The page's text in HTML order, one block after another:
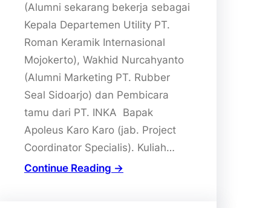
(Alumni sekarang bekerja sebagai
Kepala Departemen Utility PT.
Roman Keramik Internasional
Mojokerto), Wakhid Nurcahyanto
(Alumni Marketing PT. Rubber
Seal Sidoarjo) dan Pembicara
tamu dari PT. INKA Bapak
Apoleus Karo Karo (jab. Project
Coordinator Specialis). Kuliah…
Continue Reading →